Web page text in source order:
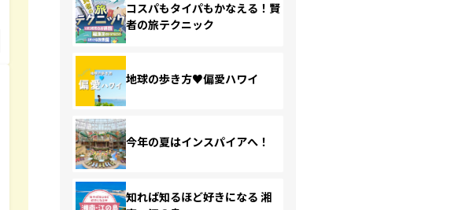
コスパもタイパもかなえる！賢
者の旅テクニック
地球の歩き方♥偏愛ハワイ
今年の夏はインスパイアへ！
知れば知るほど好きになる 湘